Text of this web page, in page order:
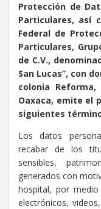
Protección de
Particulares, así
Federal de
Particulares,
de C.V.,
San Lucas”, con
colonia Reforma,
Oaxaca, emite el
siguientes
Los datos
recabar de los
sensibles,
generados con
hospital, por medio
electrónicos,